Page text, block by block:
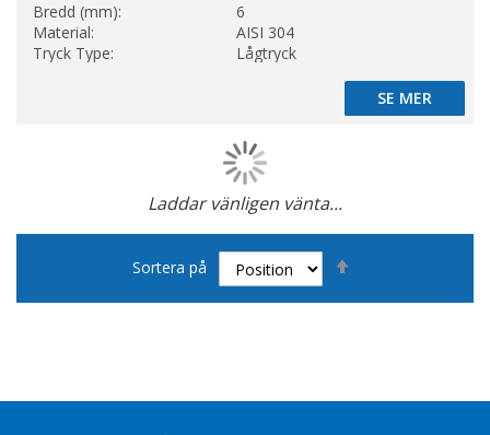
Bredd (mm):
6
Material:
AISI 304
Tryck Type:
Lågtryck
SE MER
SE MER
Laddar vänligen vänta...
Page
Sortera på